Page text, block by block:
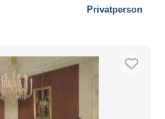
Privatperson